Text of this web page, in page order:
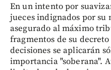
En un intento por
jueces indignados por su
asegurado al máximo
fragmentos de su
decisiones se aplicarán
importancia "soberana".